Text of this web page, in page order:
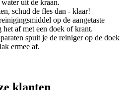
uit de kraan.
schud de fles dan - klaar!
op de aangetaste
het af met een doek of krant.
spuit je de reiniger op de doek
ermee af.
klanten